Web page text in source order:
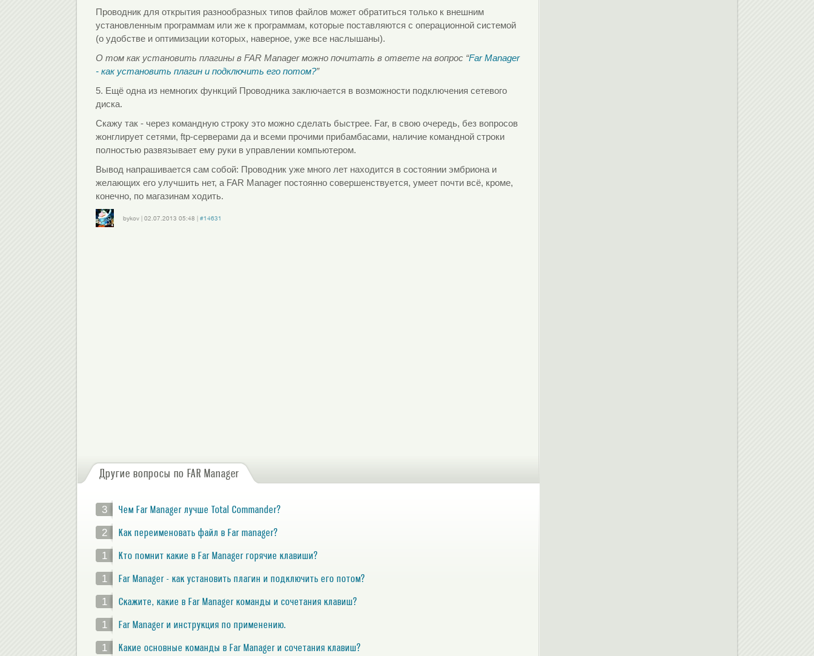
Проводник для открытия разнообразных типов файлов может обратиться только к внешним
установленным программам или же к программам, которые поставляются с операционной системой
(о удобстве и оптимизации которых, наверное, уже все наслышаны).
О том как установить плагины в FAR Manager можно почитать в ответе на вопрос “Far Manager
- как установить плагин и подключить его потом?”
5. Ещё одна из немногих функций Проводника заключается в возможности подключения сетевого
диска.
Скажу так - через командную строку это можно сделать быстрее. Far, в свою очередь, без вопросов
жонглирует сетями, ftp-серверами да и всеми прочими прибамбасами, наличие командной строки
полностью развязывает ему руки в управлении компьютером.
Вывод напрашивается сам собой: Проводник уже много лет находится в состоянии эмбриона и
желающих его улучшить нет, а FAR Manager постоянно совершенствуется, умеет почти всё, кроме,
конечно, по магазинам ходить.
bykov| 02.07.2013 05:48
#14631
Другие вопросы по FAR Manager
3
Чем Far Manager лучше Total Commander?
2
Как переименовать файл в Far manager?
1
Кто помнит какие в Far Manager горячие клавиши?
1
Far Manager - как установить плагин и подключить его потом?
1
Скажите, какие в Far Manager команды и сочетания клавиш?
1
Far Manager и инструкция по применению.
1
Какие основные команды в Far Manager и сочетания клавиш?